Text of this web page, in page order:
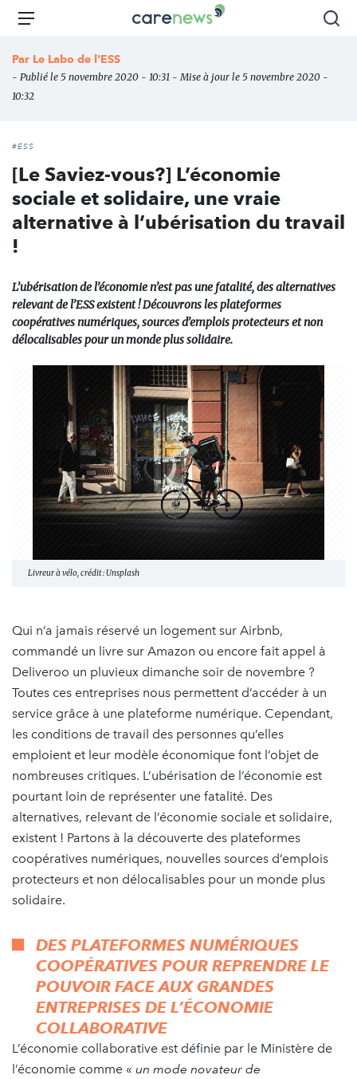
Aller
principal
Carenews,
des
Menu
Par Le Labo de l'ESS
- Publié le 5 novembre 2020 - 10:31 - Mise à jour le 5 novembre 2020 -
10:32
#ESS
[Le Saviez-vous?] L’économie
sociale et solidaire, une vraie
alternative à l’ubérisation du travail
!
L’ubérisation de l’économie n’est pas une fatalité, des alternatives
relevant de l’ESS existent ! Découvrons les plateformes
coopératives numériques, sources d’emplois protecteurs et non
délocalisables pour un monde plus solidaire.
Livreur à vélo, crédit : Unsplash
Qui n’a jamais réservé un logement sur Airbnb,
commandé un livre sur Amazon ou encore fait appel à
Deliveroo un pluvieux dimanche soir de novembre ?
Toutes ces entreprises nous permettent d’accéder à un
service grâce à une plateforme numérique. Cependant,
les conditions de travail des personnes qu’elles
emploient et leur modèle économique font l’objet de
nombreuses critiques. L’ubérisation de l’économie est
pourtant loin de représenter une fatalité. Des
alternatives, relevant de l’économie sociale et solidaire,
existent ! Partons à la découverte des plateformes
coopératives numériques, nouvelles sources d’emplois
protecteurs et non délocalisables pour un monde plus
solidaire.
DES PLATEFORMES NUMÉRIQUES
COOPÉRATIVES POUR REPRENDRE LE
POUVOIR FACE AUX GRANDES
ENTREPRISES DE L’ÉCONOMIE
COLLABORATIVE
L’économie collaborative est définie par le Ministère de
l’économie comme « un mode novateur de